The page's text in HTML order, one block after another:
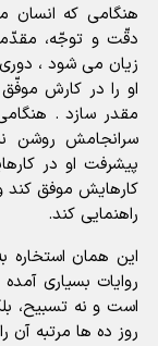
هنگامی که انسان
دقّت و توجّه،
زیان می شود ،
او را در کارش
مقدر سازد .
سرانجامش روشن
پیشرفت او در
کارهایش موفق کند
راهنمایی کند.
این همان
روایات بسیاری
است و نه تسبیح،
روز ده ها مرتبه آن